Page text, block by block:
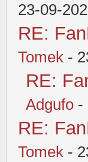
23-09-
RE:
Tomek -
RE:
Adgufo -
RE:
Tomek -